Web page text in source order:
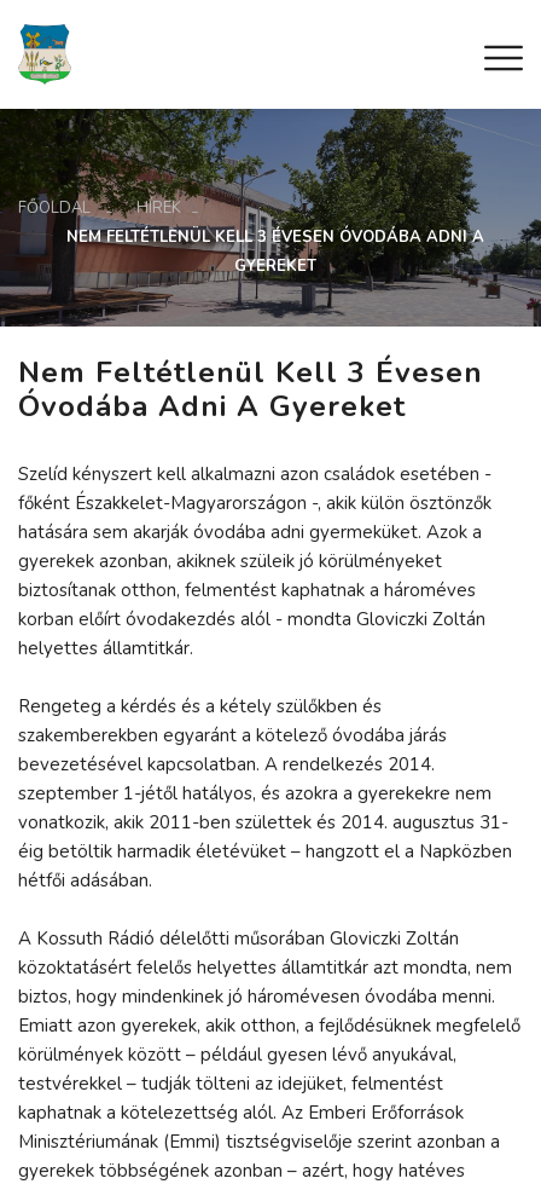
FŐOLDAL
HÍREK
NEM FELTÉTLENÜL KELL 3 ÉVESEN ÓVODÁBA ADNI A
GYEREKET
Nem Feltétlenül Kell 3 Évesen
Óvodába Adni A Gyereket
Szelíd kényszert kell alkalmazni azon családok esetében -
főként Északkelet-Magyarországon -, akik külön ösztönzők
hatására sem akarják óvodába adni gyermeküket. Azok a
gyerekek azonban, akiknek szüleik jó körülményeket
biztosítanak otthon, felmentést kaphatnak a hároméves
korban előírt óvodakezdés alól - mondta Gloviczki Zoltán
helyettes államtitkár.
Rengeteg a kérdés és a kétely szülőkben és
szakemberekben egyaránt a kötelező óvodába járás
bevezetésével kapcsolatban. A rendelkezés 2014.
szeptember 1-jétől hatályos, és azokra a gyerekekre nem
vonatkozik, akik 2011-ben születtek és 2014. augusztus 31-
éig betöltik harmadik életévüket – hangzott el a Napközben
hétfői adásában.
A Kossuth Rádió délelőtti műsorában Gloviczki Zoltán
közoktatásért felelős helyettes államtitkár azt mondta, nem
biztos, hogy mindenkinek jó háromévesen óvodába menni.
Emiatt azon gyerekek, akik otthon, a fejlődésüknek megfelelő
körülmények között – például gyesen lévő anyukával,
testvérekkel – tudják tölteni az idejüket, felmentést
kaphatnak a kötelezettség alól. Az Emberi Erőforrások
Minisztériumának (Emmi) tisztségviselője szerint azonban a
gyerekek többségének azonban – azért, hogy hatéves